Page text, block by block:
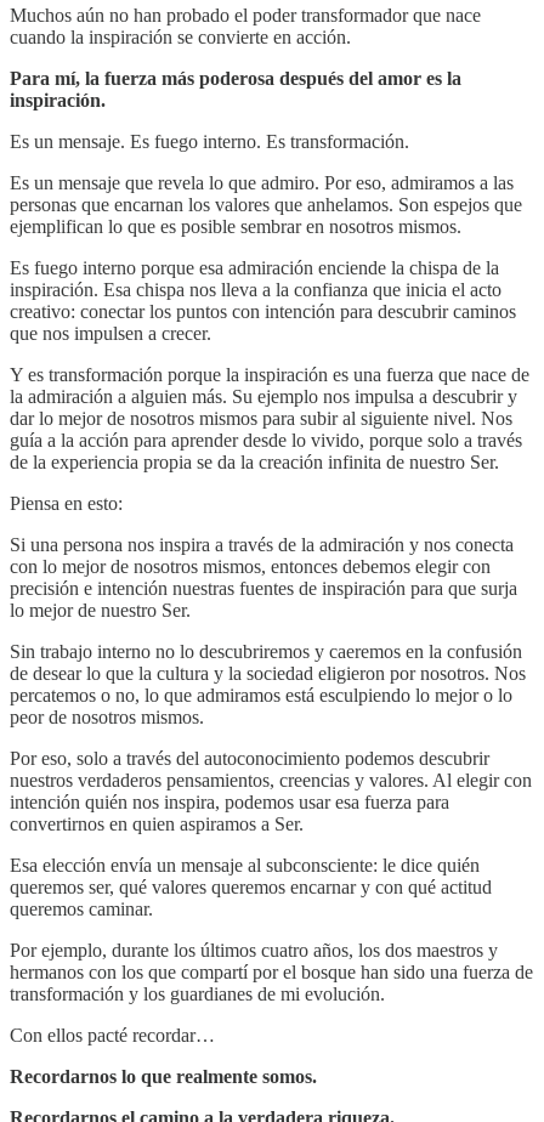
Muchos aún no han probado el poder transformador que nace
cuando la inspiración se convierte en acción.
Para mí, la fuerza más poderosa después del amor es la
inspiración.
Es un mensaje. Es fuego interno. Es transformación.
Es un mensaje que revela lo que admiro. Por eso, admiramos a las
personas que encarnan los valores que anhelamos. Son espejos que
ejemplifican lo que es posible sembrar en nosotros mismos.
Es fuego interno porque esa admiración enciende la chispa de la
inspiración. Esa chispa nos lleva a la confianza que inicia el acto
creativo: conectar los puntos con intención para descubrir caminos
que nos impulsen a crecer.
Y es transformación porque la inspiración es una fuerza que nace de
la admiración a alguien más. Su ejemplo nos impulsa a descubrir y
dar lo mejor de nosotros mismos para subir al siguiente nivel. Nos
guía a la acción para aprender desde lo vivido, porque solo a través
de la experiencia propia se da la creación infinita de nuestro Ser.
Piensa en esto:
Si una persona nos inspira a través de la admiración y nos conecta
con lo mejor de nosotros mismos, entonces debemos elegir con
precisión e intención nuestras fuentes de inspiración para que surja
lo mejor de nuestro Ser.
Sin trabajo interno no lo descubriremos y caeremos en la confusión
de desear lo que la cultura y la sociedad eligieron por nosotros. Nos
percatemos o no, lo que admiramos está esculpiendo lo mejor o lo
peor de nosotros mismos.
Por eso, solo a través del autoconocimiento podemos descubrir
nuestros verdaderos pensamientos, creencias y valores. Al elegir con
intención quién nos inspira, podemos usar esa fuerza para
convertirnos en quien aspiramos a Ser.
Esa elección envía un mensaje al subconsciente: le dice quién
queremos ser, qué valores queremos encarnar y con qué actitud
queremos caminar.
Por ejemplo, durante los últimos cuatro años, los dos maestros y
hermanos con los que compartí por el bosque han sido una fuerza de
transformación y los guardianes de mi evolución.
Con ellos pacté recordar…
Recordarnos lo que realmente somos.
Recordarnos el camino a la verdadera riqueza.